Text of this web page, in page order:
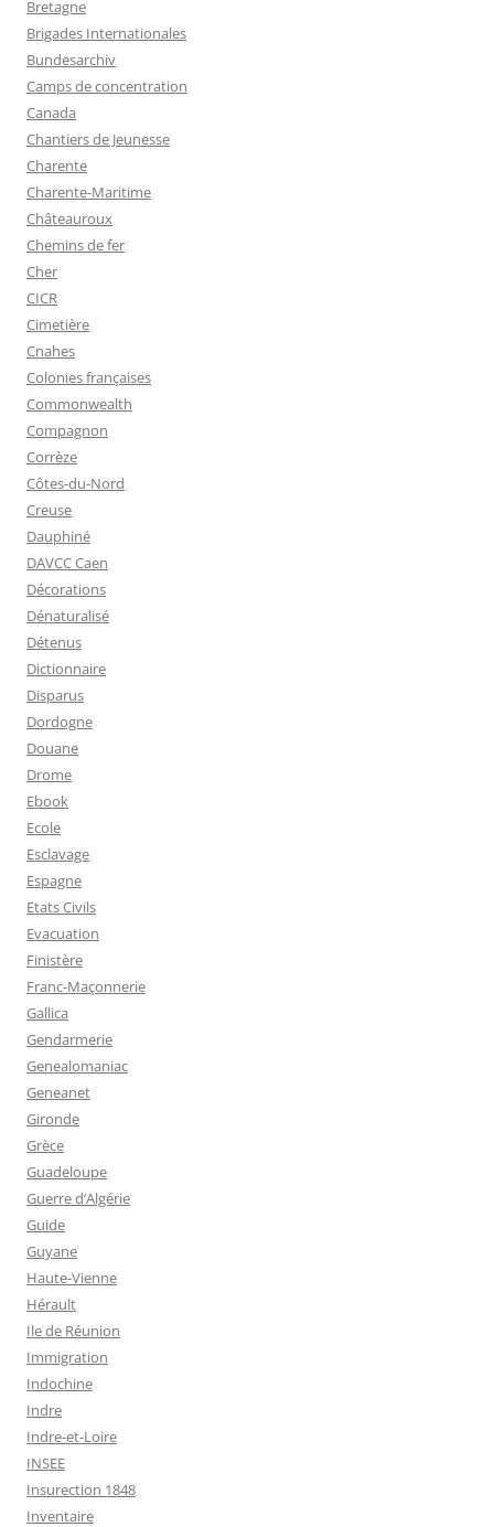
Bretagne
Brigades Internationales
Bundesarchiv
Camps de concentration
Canada
Chantiers de Jeunesse
Charente
Charente-Maritime
Châteauroux
Chemins de fer
Cher
CICR
Cimetière
Cnahes
Colonies françaises
Commonwealth
Compagnon
Corrèze
Côtes-du-Nord
Creuse
Dauphiné
DAVCC Caen
Décorations
Dénaturalisé
Détenus
Dictionnaire
Disparus
Dordogne
Douane
Drome
Ebook
Ecole
Esclavage
Espagne
Etats Civils
Evacuation
Finistère
Franc-Maçonnerie
Gallica
Gendarmerie
Genealomaniac
Geneanet
Gironde
Grèce
Guadeloupe
Guerre d’Algérie
Guide
Guyane
Haute-Vienne
Hérault
Ile de Réunion
Immigration
Indochine
Indre
Indre-et-Loire
INSEE
Insurection 1848
Inventaire